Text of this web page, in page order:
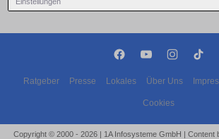
Ratgeber Presse Lokales Über Uns
Cookies
Copyright © 2000 - 2026 | 1A Infosysteme GmbH | Content